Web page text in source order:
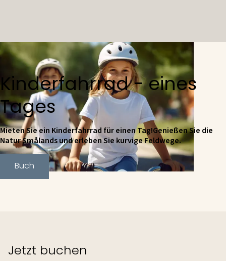
Kinderfahrrad - eines
Tages
Mieten Sie ein Kinderfahrrad für einen Tag!Genießen Sie die
Natur Smålands und erleben Sie kurvige Feldwege.
Buch
Jetzt buchen